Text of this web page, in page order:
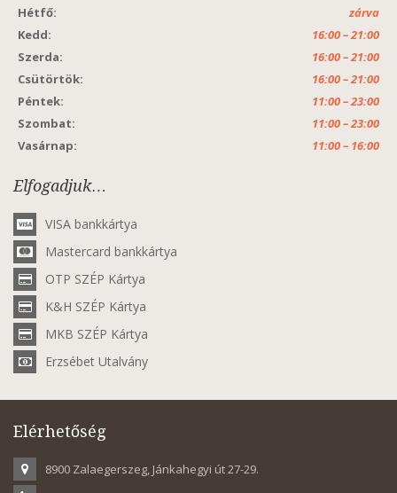
Hétfő:
zárva
Kedd:
16:00 – 21:00
Szerda:
16:00 – 21:00
Csütörtök:
16:00 – 21:00
Péntek:
11:00 – 23:00
Szombat:
11:00 – 23:00
Vasárnap:
11:00 – 16:00
Elfogadjuk…
VISA bankkártya
Mastercard bankkártya
OTP SZÉP Kártya
K&H SZÉP Kártya
MKB SZÉP Kártya
Erzsébet Utalvány
Elérhetőség
8900 Zalaegerszeg, Jánkahegyi út 27-29.